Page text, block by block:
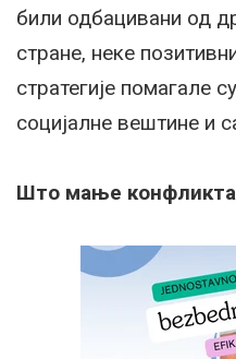
били одбацивани од
стране, неке
стратегије помагале
социјалне вештине и
Што мање